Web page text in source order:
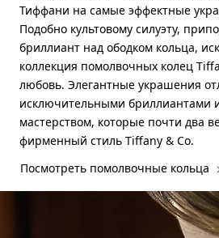
Тиффани на самые эффектные
Подобно культовому силуэту,
бриллиант над ободком кольца,
коллекция помолвочных колец
любовь. Элегантные украшения
исключительными бриллиантами
мастерством, которые почти два
фирменный стиль Tiffany & Co.
Посмотреть помолвочные кольца